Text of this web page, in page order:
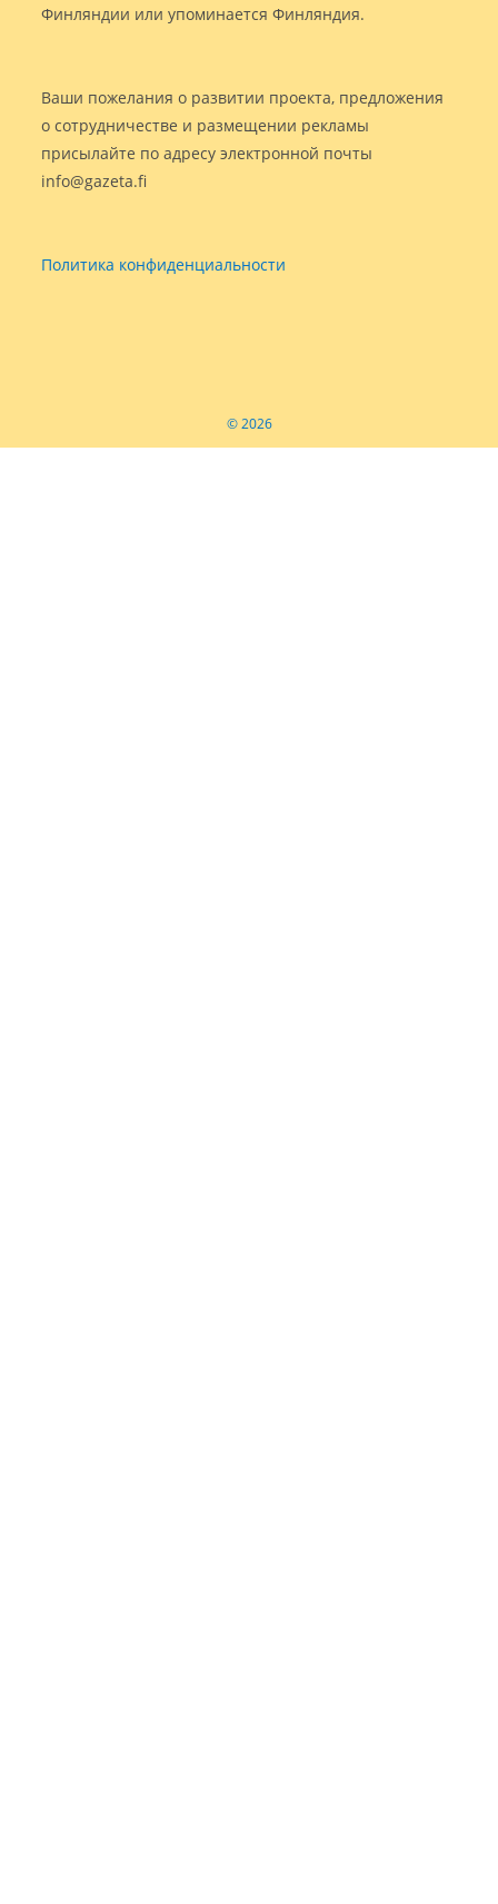
Финляндии или упоминается Финляндия.
Ваши пожелания о развитии проекта, предложения
о сотрудничестве и размещении рекламы
присылайте по адресу электронной почты
info@gazeta.fi
Политика конфиденциальности
© 2026